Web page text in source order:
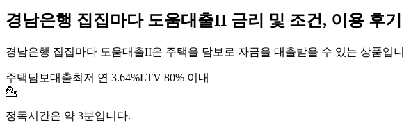
경남은행 집집마다 도움대출II 금리 및 조건, 이용 후기
경남은행 집집마다 도움대출II은 주택을 담보로 자금을 대출받을 수 있는 상품입
주택담보대출최저 연 3.64%LTV 80% 이내
💁
정독시간은 약 3분입니다.